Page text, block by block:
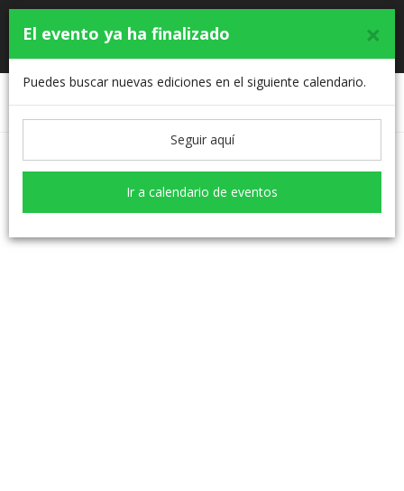
III MARCHA ARANJUEZ CONTRA EL
CÁNCER
Toggle
Selección de tarifa Formulario
Selección de tarifa
Inscripciones no activas
×
El evento ya ha finalizado
Puedes buscar nuevas ediciones en el siguiente calendario.
Seguir aquí
Ir a calendario de eventos